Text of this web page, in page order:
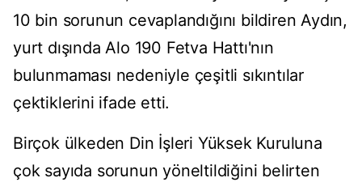
10 bin sorunun cevaplandığını bildiren Aydın,
yurt dışında Alo 190 Fetva Hattı'nın
bulunmaması nedeniyle çeşitli sıkıntılar
çektiklerini ifade etti.
Birçok ülkeden Din İşleri Yüksek Kuruluna
çok sayıda sorunun yöneltildiğini belirten